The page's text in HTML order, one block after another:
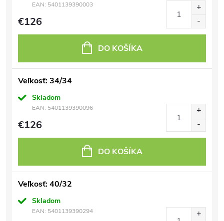
EAN: 5401139390003
€126
DO KOŠÍKA
Veľkosť: 34/34
Skladom
EAN: 5401139390096
€126
DO KOŠÍKA
Veľkosť: 40/32
Skladom
EAN: 5401139390294